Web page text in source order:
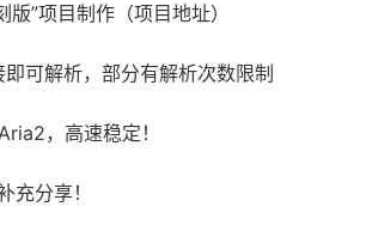
”项目制作（项目地址）
可解析，部分有解析次数限制
，高速稳定！
分享！